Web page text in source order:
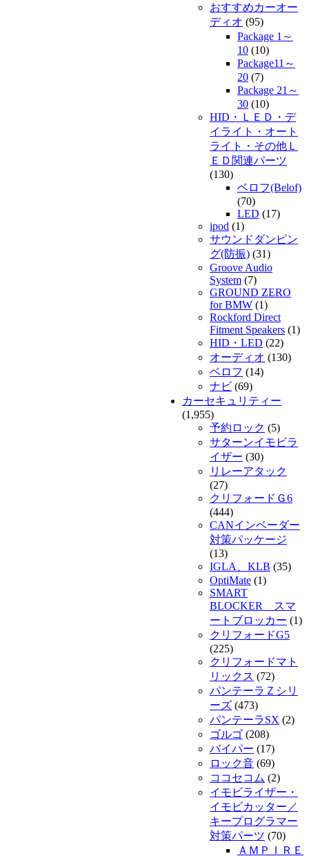
おすすめカーオー
ディオ (95)
Package 1～
10 (10)
Package11～
20 (7)
Package 21～
30 (10)
HID・ＬＥＤ・デ
イライト・オート
ライト・その他Ｌ
ＥＤ関連パーツ
(130)
ベロフ(Belof)
(70)
LED (17)
ipod (1)
サウンドダンピン
グ(防振) (31)
Groove Audio
System (7)
GROUND ZERO
for BMW (1)
Rockford Direct
Fitment Speakers (1)
HID・LED (22)
オーディオ (130)
ベロフ (14)
ナビ (69)
カーセキュリティー
(1,955)
予約ロック (5)
サターンイモビラ
イザー (30)
リレーアタック
(27)
クリフォードＧ6
(444)
CANインベーダー
対策パッケージ
(13)
IGLA、KLB (35)
OptiMate (1)
SMART
BLOCKER スマ
ートブロッカー (1)
クリフォードG5
(225)
クリフォードマト
リックス (72)
パンテーラＺシリ
ーズ (473)
パンテーラSX (2)
ゴルゴ (208)
バイパー (17)
ロック音 (69)
ココセコム (2)
イモビライザー・
イモビカッター／
キープログラマー
対策パーツ (70)
ＡＭＰＩＲＥ